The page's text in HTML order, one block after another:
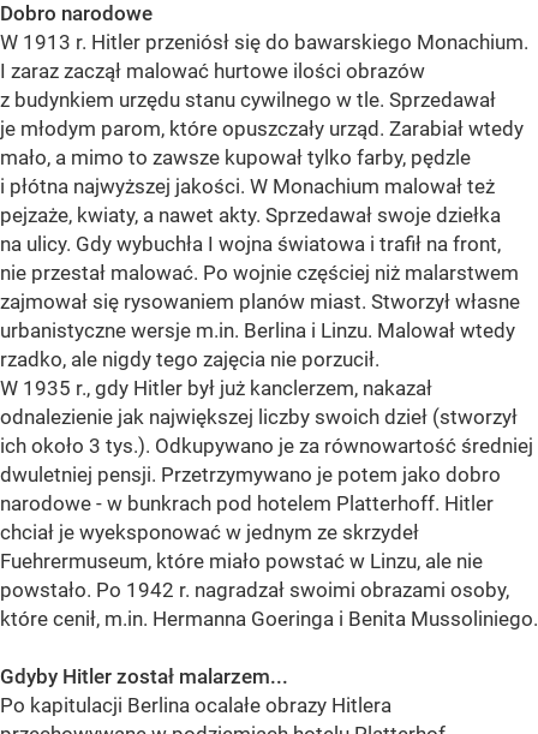
Dobro narodowe
W 1913 r. Hitler przeniósł się do bawarskiego Monachium.
I zaraz zaczął malować hurtowe ilości obrazów
z budynkiem urzędu stanu cywilnego w tle. Sprzedawał
je młodym parom, które opuszczały urząd. Zarabiał wtedy
mało, a mimo to zawsze kupował tylko farby, pędzle
i płótna najwyższej jakości. W Monachium malował też
pejzaże, kwiaty, a nawet akty. Sprzedawał swoje dziełka
na ulicy. Gdy wybuchła I wojna światowa i trafił na front,
nie przestał malować. Po wojnie częściej niż malarstwem
zajmował się rysowaniem planów miast. Stworzył własne
urbanistyczne wersje m.in. Berlina i Linzu. Malował wtedy
rzadko, ale nigdy tego zajęcia nie porzucił.
W 1935 r., gdy Hitler był już kanclerzem, nakazał
odnalezienie jak największej liczby swoich dzieł (stworzył
ich około 3 tys.). Odkupywano je za równowartość średniej
dwuletniej pensji. Przetrzymywano je potem jako dobro
narodowe - w bunkrach pod hotelem Platterhoff. Hitler
chciał je wyeksponować w jednym ze skrzydeł
Fuehrermuseum, które miało powstać w Linzu, ale nie
powstało. Po 1942 r. nagradzał swoimi obrazami osoby,
które cenił, m.in. Hermanna Goeringa i Benita Mussoliniego.
Gdyby Hitler został malarzem...
Po kapitulacji Berlina ocalałe obrazy Hitlera